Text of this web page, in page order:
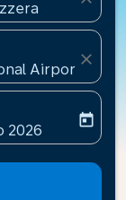
close
return-date-
2026
today